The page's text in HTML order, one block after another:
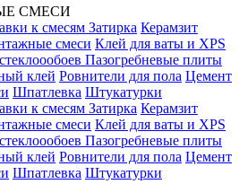
СМЕСИ
к смесям Затирка Керамзит
смеси Клей для ваты и XPS
Пазогребневые плиты
клей Ровнители для пола Цемент
Шпатлевка Штукатурки
к смесям Затирка Керамзит
смеси Клей для ваты и XPS
Пазогребневые плиты
клей Ровнители для пола Цемент
Шпатлевка Штукатурки